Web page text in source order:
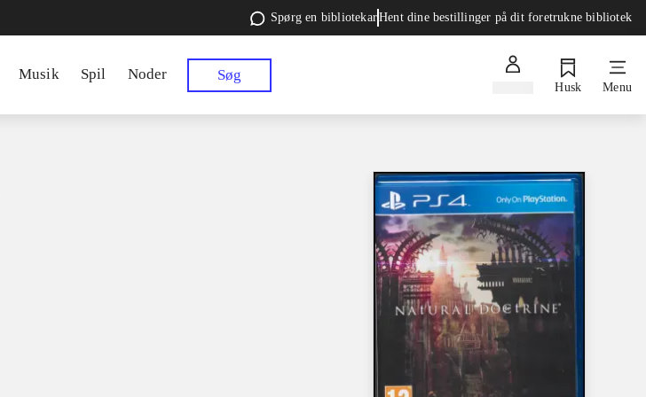
Spørg en bibliotekarHent dine bestillinger på dit foretrukne bibliotek
Musik Spil Noder Søg
Husk Menu